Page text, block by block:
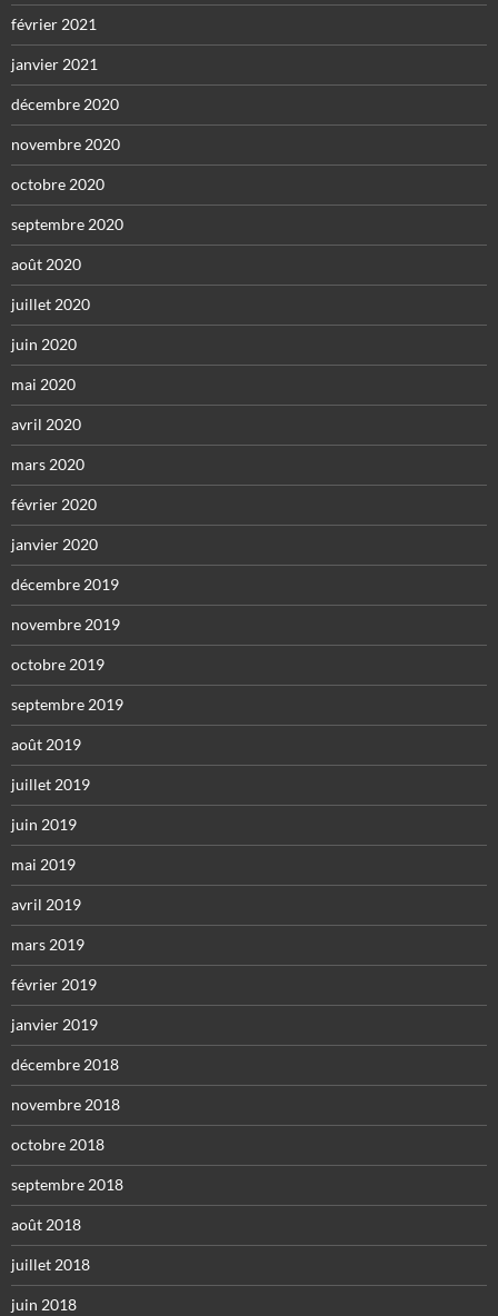
février 2021
janvier 2021
décembre 2020
novembre 2020
octobre 2020
septembre 2020
août 2020
juillet 2020
juin 2020
mai 2020
avril 2020
mars 2020
février 2020
janvier 2020
décembre 2019
novembre 2019
octobre 2019
septembre 2019
août 2019
juillet 2019
juin 2019
mai 2019
avril 2019
mars 2019
février 2019
janvier 2019
décembre 2018
novembre 2018
octobre 2018
septembre 2018
août 2018
juillet 2018
juin 2018